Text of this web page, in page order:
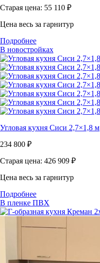
Старая цена: 55 110 ₽
Цена весь за гарнитур
Подробнее
В новостройках
Угловая кухня Сиси 2,7×1,8 м
234 800 ₽
Старая цена: 426 909 ₽
Цена весь за гарнитур
Подробнее
В пленке ПВХ